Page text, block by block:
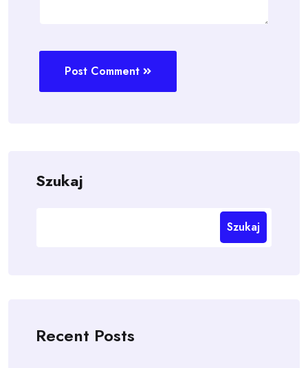
Post Comment
Szukaj
Szukaj
Recent Posts